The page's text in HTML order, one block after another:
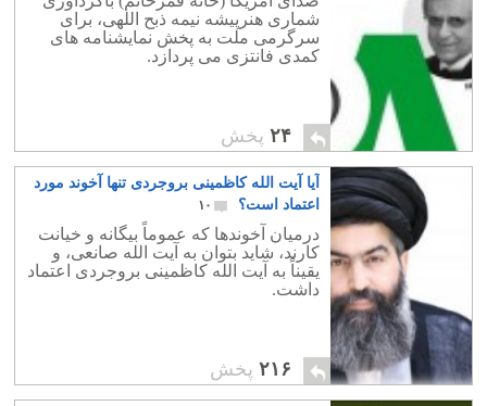
شماری هنرپیشه نیمه ذبح اللهی، برای
سرگرمی ملت به پخش نمایشنامه های
کمدی فانتزی می پردازد.
۲۴ پخش
آیا آیت الله کاظمینی بروجردی تنها آخوند مورد
اعتماد است؟
۱۰
درمیان آخوندها که عموماً بیگانه و خیانت
کارند، شاید بتوان به آیت الله صانعی، و
یقیناً به آیت الله کاظمینی بروجردی اعتماد
داشت.
۲۱۶ پخش